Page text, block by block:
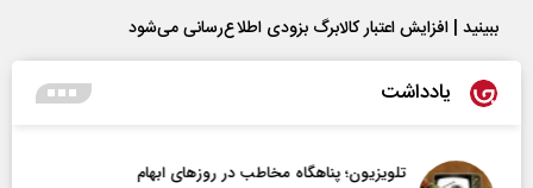
ببینید | افزایش اعتبار کالابرگ بزودی اطلاع‌رسانی می‌شود
یادداشت
تلویزیون؛ پناهگاه مخاطب در روزهای ابهام